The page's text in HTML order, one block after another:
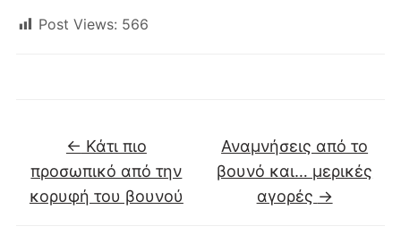
Post Views: 566
← Κάτι πιο
προσωπικό από την
κορυφή του βουνού
Αναμνήσεις από το
βουνό και… μερικές
αγορές →